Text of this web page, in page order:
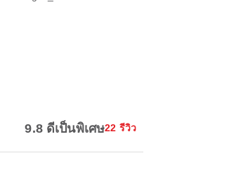
9.8 ดีเป็นพิเศษ22 รีวิว